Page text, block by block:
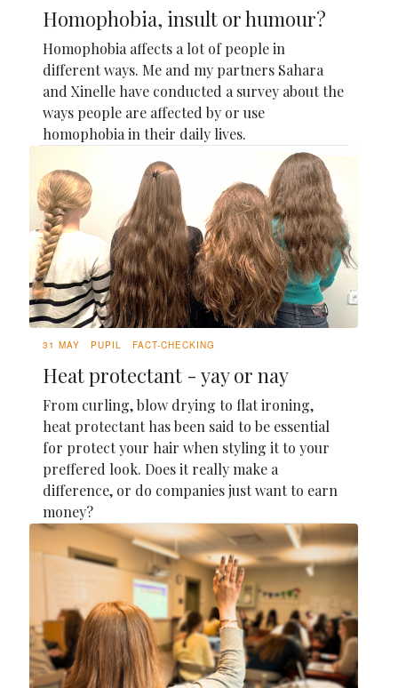
Homophobia, insult or humour?
Homophobia affects a lot of people in
different ways. Me and my partners Sahara
and Xinelle have conducted a survey about the
ways people are affected by or use
homophobia in their daily lives.
31 MAY PUPIL FACT-CHECKING
Heat protectant - yay or nay
From curling, blow drying to flat ironing,
heat protectant has been said to be essential
for protect your hair when styling it to your
preffered look. Does it really make a
difference, or do companies just want to earn
money?